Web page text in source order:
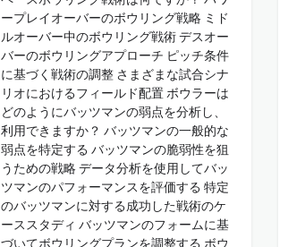
ープレイオーバーのボウリング戦略 ミド
ルオーバー中のボウリング戦術 デスオー
バーのボウリングアプローチ ピッチ条件
に基づく戦術の調整 さまざまな試合シナ
リオにおけるフィールド配置 ボウラーは
どのようにバッツマンの弱点を分析し、
利用できますか？ バッツマンの一般的な
弱点を特定する バッツマンの脆弱性を狙
うための戦略 データ分析を使用してバッ
ツマンのパフォーマンスを評価する 特定
のバッツマンに対する成功した戦術のケ
ーススタディ バッツマンのフォームに基